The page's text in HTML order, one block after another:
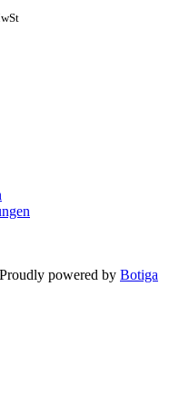
powered by Botiga